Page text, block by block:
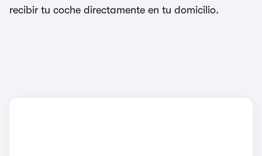
recibir tu coche directamente en tu domicilio.